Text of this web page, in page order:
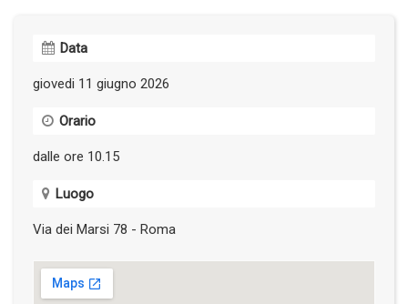
Data
giovedi 11 giugno 2026
Orario
dalle ore 10.15
Luogo
Via dei Marsi 78 - Roma